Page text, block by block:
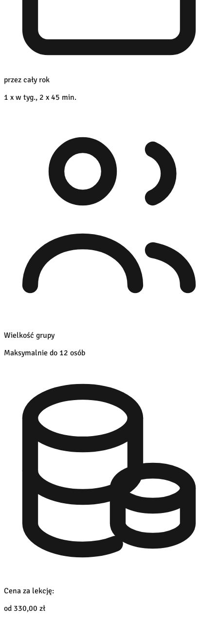
przez cały rok
1 x w tyg., 2 x 45 min.
Wielkość grupy
Maksymalnie do 12 osób
Cena za lekcję:
od 330,00 zł